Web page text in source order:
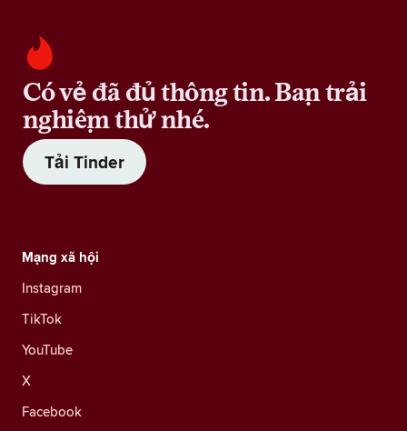
Có vẻ đã đủ thông tin. Bạn trải
nghiệm thử nhé.
Tải Tinder
Mạng xã hội
Instagram
TikTok
YouTube
X
Facebook